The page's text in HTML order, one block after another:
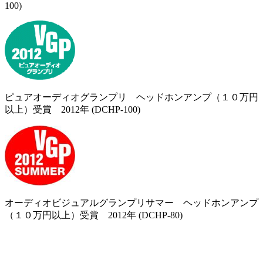
100)
ピュアオーディオグランプリ ヘッドホンアンプ（１０万円
以上）受賞 2012年 (DCHP-100)
オーディオビジュアルグランプリサマー ヘッドホンアンプ
（１０万円以上）受賞 2012年 (DCHP-80)